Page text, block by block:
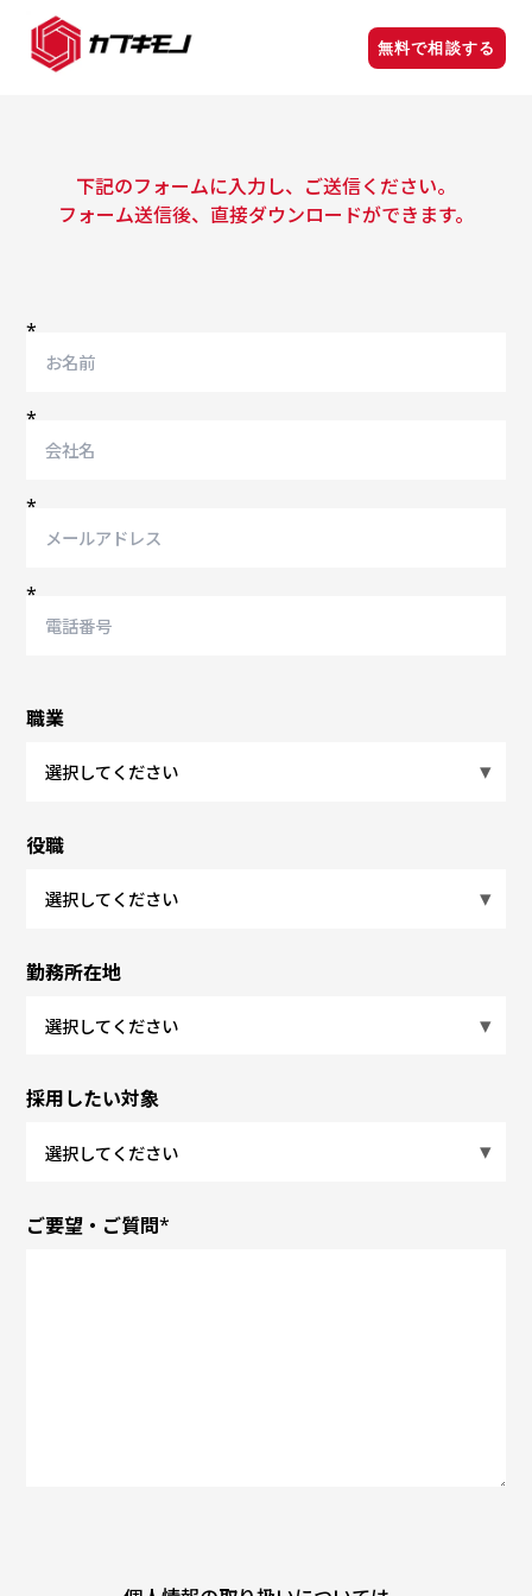
無料で相談する
下記のフォームに入力し、ご送信ください。
フォーム送信後、直接ダウンロードができます。
*
*
*
*
職業
役職
勤務所在地
採用したい対象
ご要望・ご質問*